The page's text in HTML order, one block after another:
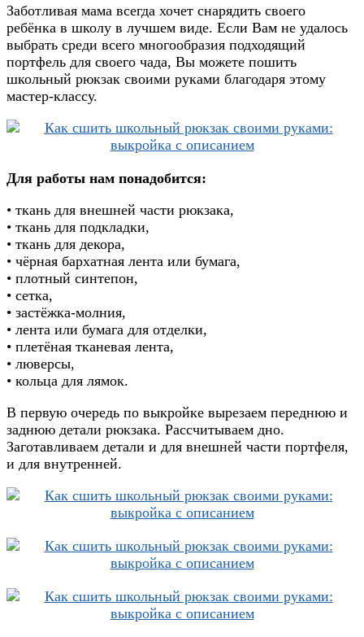
Заботливая мама всегда хочет снарядить своего
ребёнка в школу в лучшем виде. Если Вам не удалось
выбрать среди всего многообразия подходящий
портфель для своего чада, Вы можете пошить
школьный рюкзак своими руками благодаря этому
мастер-классу.
Для работы нам понадобится:
• ткань для внешней части рюкзака,
• ткань для подкладки,
• ткань для декора,
• чёрная бархатная лента или бумага,
• плотный синтепон,
• сетка,
• застёжка-молния,
• лента или бумага для отделки,
• плетёная тканевая лента,
• люверсы,
• кольца для лямок.
В первую очередь по выкройке вырезаем переднюю и
заднюю детали рюкзака. Рассчитываем дно.
Заготавливаем детали и для внешней части портфеля,
и для внутренней.